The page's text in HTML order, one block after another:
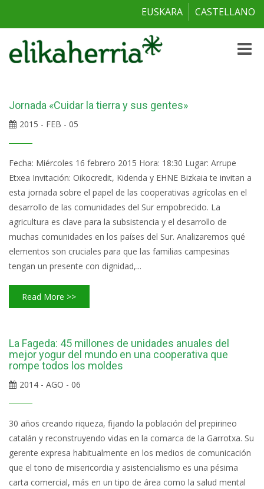
EUSKARA CASTELLANO
Toggle
Jornada «Cuidar la tierra y sus gentes»
2015 - FEB - 05
Fecha: Miércoles 16 febrero 2015 Hora: 18:30 Lugar: Arrupe
Etxea Invitación: Oikocredit, Kidenda y EHNE Bizkaia te invitan a
esta jornada sobre el papel de las cooperativas agrícolas en el
desarrollo de las comunidades del Sur empobrecido. La
agricultura es clave para la subsistencia y el desarrollo de
muchas comunidades en los países del Sur. Analizaremos qué
elementos son cruciales para que las familias campesinas
tengan un presente con dignidad,...
Read More >>
La Fageda: 45 millones de unidades anuales del
mejor yogur del mundo en una cooperativa que
rompe todos los moldes
2014 - AGO - 06
30 años creando riqueza, fijando la población del prepirineo
catalán y reconstruyendo vidas en la comarca de la Garrotxa. Su
gerente expresa habitualmente en los medios de comunicación
que el tono de misericordia y asistencialismo es una pésima
carta comercial, más en un tipo de área como la salud mental